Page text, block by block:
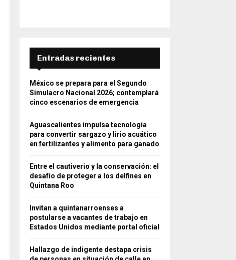
Entradas recientes
México se prepara para el Segundo
Simulacro Nacional 2026; contemplará
cinco escenarios de emergencia
Aguascalientes impulsa tecnología
para convertir sargazo y lirio acuático
en fertilizantes y alimento para ganado
Entre el cautiverio y la conservación: el
desafío de proteger a los delfines en
Quintana Roo
Invitan a quintanarroenses a
postularse a vacantes de trabajo en
Estados Unidos mediante portal oficial
Hallazgo de indigente destapa crisis